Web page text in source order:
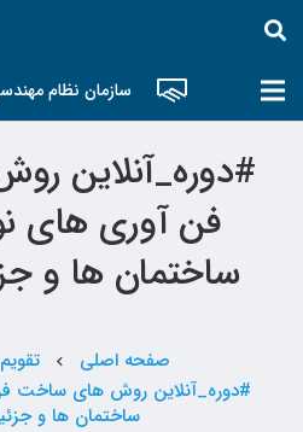
سازمان نظام
#دوره_آنلاین
فن آوری های
ساختمان ها و
صفحه اصلی chevron_left
#دوره_آنلاین روش های ساخت
ساختمان ها و